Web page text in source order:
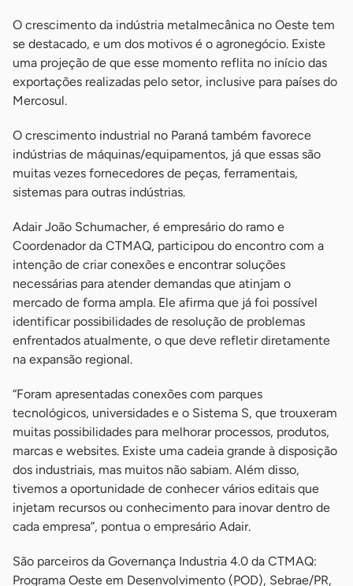
O crescimento da indústria metalmecânica no Oeste tem
se destacado, e um dos motivos é o agronegócio. Existe
uma projeção de que esse momento reflita no início das
exportações realizadas pelo setor, inclusive para países do
Mercosul.
O crescimento industrial no Paraná também favorece
indústrias de máquinas/equipamentos, já que essas são
muitas vezes fornecedores de peças, ferramentais,
sistemas para outras indústrias.
Adair João Schumacher, é empresário do ramo e
Coordenador da CTMAQ, participou do encontro com a
intenção de criar conexões e encontrar soluções
necessárias para atender demandas que atinjam o
mercado de forma ampla. Ele afirma que já foi possível
identificar possibilidades de resolução de problemas
enfrentados atualmente, o que deve refletir diretamente
na expansão regional.
“Foram apresentadas conexões com parques
tecnológicos, universidades e o Sistema S, que trouxeram
muitas possibilidades para melhorar processos, produtos,
marcas e websites. Existe uma cadeia grande à disposição
dos industriais, mas muitos não sabiam. Além disso,
tivemos a oportunidade de conhecer vários editais que
injetam recursos ou conhecimento para inovar dentro de
cada empresa”, pontua o empresário Adair.
São parceiros da Governança Industria 4.0 da CTMAQ:
Programa Oeste em Desenvolvimento (POD), Sebrae/PR,